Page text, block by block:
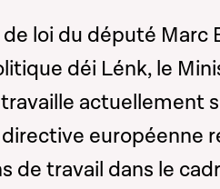
loi du député Marc
déi Lénk, le
actuellement
européenne
de travail dans le